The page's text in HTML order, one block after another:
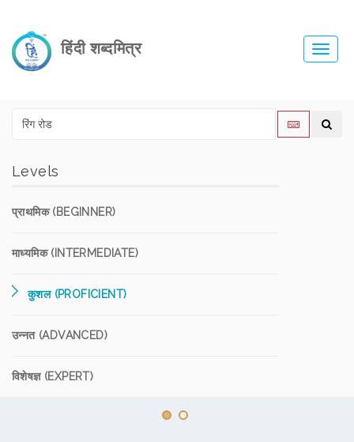
हिंदी शब्दमित्र
Levels
प्राथमिक (BEGINNER)
माध्यमिक (INTERMEDIATE)
कुशल (PROFICIENT)
उन्नत (ADVANCED)
विशेषज्ञ (EXPERT)